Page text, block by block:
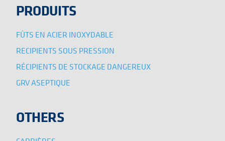
PRODUITS
FÛTS EN ACIER INOXYDABLE
RECIPIENTS SOUS PRESSION
RÉCIPIENTS DE STOCKAGE DANGEREUX
GRV ASEPTIQUE
OTHERS